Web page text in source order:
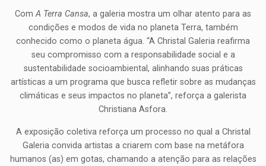
ComA Terra Cansa, a galeria mostra um olhar atento para as
condições e modos de vida no planeta Terra, também
conhecido como o planeta água. “A Christal Galeria reafirma
seu compromisso com a responsabilidade social e a
sustentabilidade socioambiental, alinhando suas práticas
artísticas a um programa que busca refletir sobre as mudanças
climáticas e seus impactos no planeta”, reforça a galerista
Christiana Asfora.
A exposição coletiva reforça um processo no qual a Christal
Galeria convida artistas a criarem com base na metáfora
humanos (as) em gotas, chamando a atenção para as relações